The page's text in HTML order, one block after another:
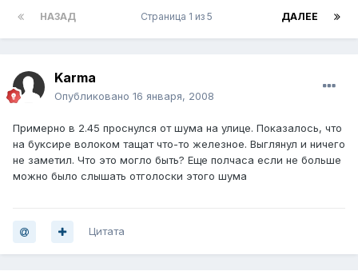
НАЗАД ДАЛЕЕ
Страница 1 из 5
Karma
Опубликовано 16 января, 2008
Примерно в 2.45 проснулся от шума на улице. Показалось, что
на буксире волоком тащат что-то железное. Выглянул и ничего
не заметил. Что это могло быть? Еще полчаса если не больше
можно было слышать отголоски этого шума
Цитата